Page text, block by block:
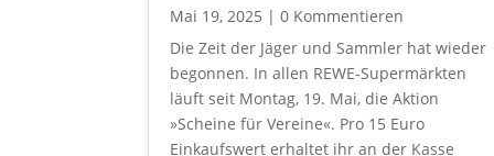
Mai 19, 2025 | 0 Kommentieren
Die Zeit der Jäger und Sammler hat wieder
begonnen. In allen REWE-Supermärkten
läuft seit Montag, 19. Mai, die Aktion
»Scheine für Vereine«. Pro 15 Euro
Einkaufswert erhaltet ihr an der Kasse